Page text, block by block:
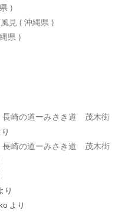
)
見 ( 沖縄県 )
県 )
崎の道ーみさき道 茂木街
崎の道ーみさき道 茂木街
り
より